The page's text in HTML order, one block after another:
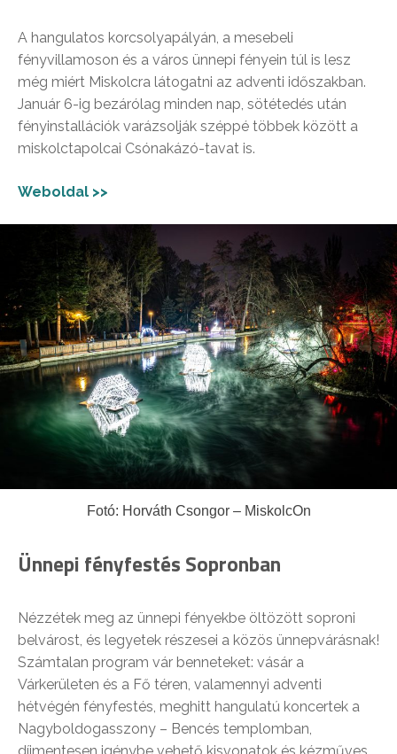
A hangulatos korcsolyapályán, a mesebeli
fényvillamoson és a város ünnepi fényein túl is lesz
még miért Miskolcra látogatni az adventi időszakban.
Január 6-ig bezárólag minden nap, sötétedés után
fényinstallációk varázsolják széppé többek között a
miskolctapolcai Csónakázó-tavat is.
Weboldal >>
Fotó: Horváth Csongor – MiskolcOn
Ünnepi fényfestés Sopronban
Nézzétek meg az ünnepi fényekbe öltözött soproni
belvárost, és legyetek részesei a közös ünnepvárásnak!
Számtalan program vár benneteket: vásár a
Várkerületen és a Fő téren, valamennyi adventi
hétvégén fényfestés, meghitt hangulatú koncertek a
Nagyboldogasszony – Bencés templomban,
díjmentesen igénybe vehető kisvonatok és kézműves